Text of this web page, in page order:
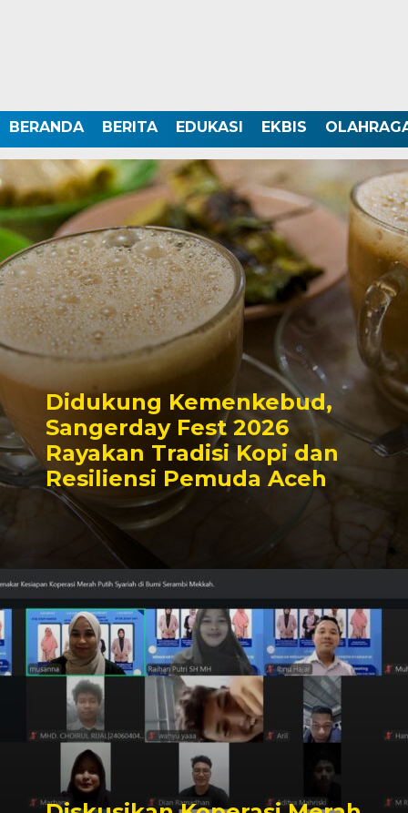
BERANDA BERITA EDUKASI EKBIS
Didukung Kemenkebud,
Sangerday Fest 2026
Rayakan Tradisi Kopi dan
Resiliensi Pemuda Aceh